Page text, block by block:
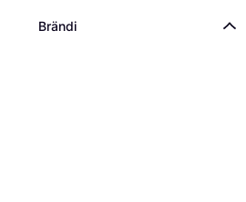
Brändi